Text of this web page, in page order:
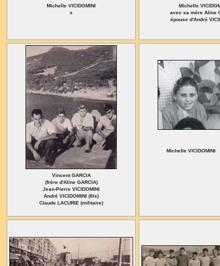
Michelle VICIDOMINI
x
Michelle
avec sa mère Aline
épouse d'André
Vincent GARCIA
(frère d'Aline GARCIA)
Jean-Pierre VICIDOMINI
André VICIDOMINI (fils)
Claude LACURIE (militaire)
Michelle VICIDOMINI